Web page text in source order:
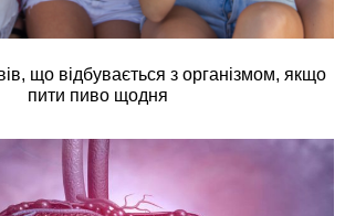
що відбувається з організмом, якщо
пити пиво щодня